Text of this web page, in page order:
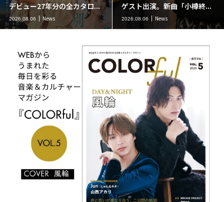
デビュー27年分の全カタロ...
2026.08.06 News
ゲスト出演。新曲「小樽終...
2026.08.06 News